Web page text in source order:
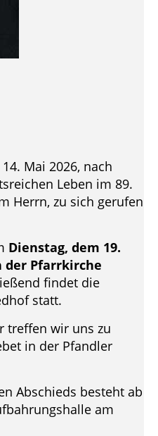
Mai 2026, nach
Leben im 89.
Herrn, zu sich gerufen
Dienstag, dem 19.
der Pfarrkirche
findet die
statt.
treffen wir uns zu
in der Pfandler
Abschieds besteht ab
am